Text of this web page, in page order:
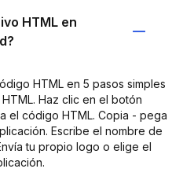
HTML en
HTML en 5 pasos simples
Haz clic en el botón
el código HTML. Copia - pega
Escribe el nombre de
tu propio logo o elige el